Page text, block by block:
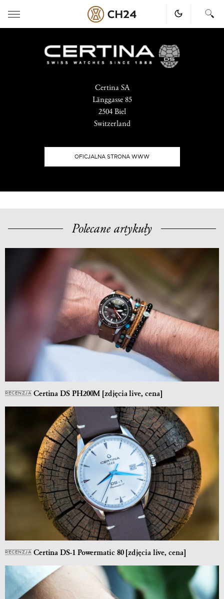
Certina SA
Länggasse 85
2504 Biel
Switzerland
OFICJALNA STRONA WWW
Polecane artykuły
RECENZJA Certina DS PH200M [zdjęcia live, cena]
RECENZJA Certina DS-1 Powermatic 80 [zdjęcia live, cena]